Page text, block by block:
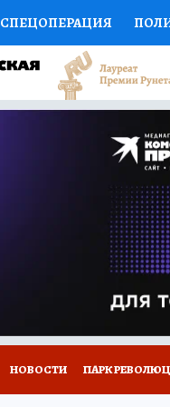
СПЕЦОПЕРАЦИЯ
НАУКА СПОРТ
ДОКТОР
ПРОГНОЗЫ НА СПОРТ
НОВОСТИ ПАРК